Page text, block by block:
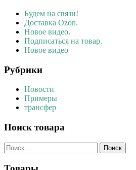
Будем на связи!
Доставка Ozon.
Новое видео.
Подписаться на товар.
Новое видео
Рубрики
Новости
Примеры
трансфер
Поиск товара
Найти: